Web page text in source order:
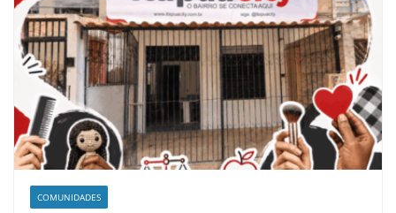
COMUNIDADES